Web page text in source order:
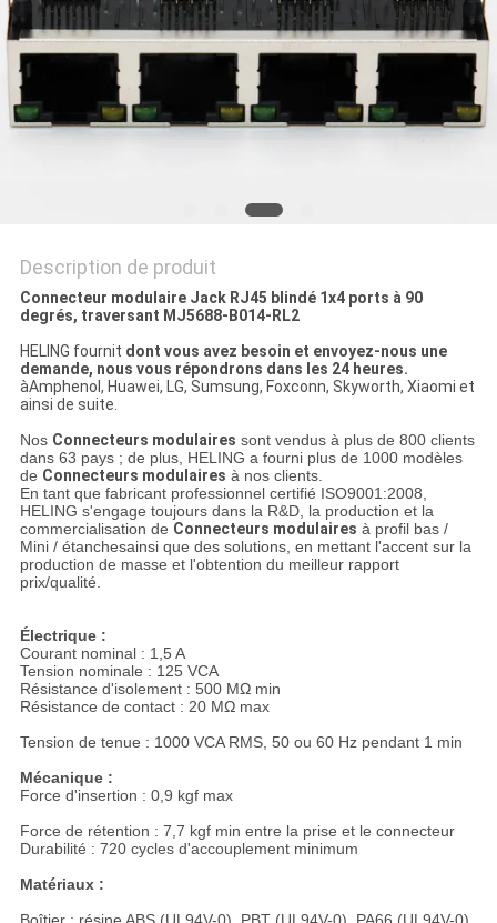
POLITIQUE
EN
MATIÈRE
LA
VIE
PRIVÉE
Description de produit
Connecteur modulaire Jack RJ45 blindé 1x4 ports à 90
degrés, traversant MJ5688-B014-RL2
HELING fournit dont vous avez besoin et envoyez-nous une
demande, nous vous répondrons dans les 24 heures.
àAmphenol, Huawei, LG, Sumsung, Foxconn, Skyworth, Xiaomi et
ainsi de suite.
Nos Connecteurs modulaires sont vendus à plus de 800 clients
dans 63 pays ; de plus, HELING a fourni plus de 1000 modèles
de Connecteurs modulaires à nos clients.
En tant que fabricant professionnel certifié ISO9001:2008,
HELING s'engage toujours dans la R&D, la production et la
commercialisation de Connecteurs modulaires à profil bas /
Mini / étanchesainsi que des solutions, en mettant l'accent sur la
production de masse et l'obtention du meilleur rapport
prix/qualité.
Électrique :
Courant nominal : 1,5 A
Tension nominale : 125 VCA
Résistance d'isolement : 500 MΩ min
Résistance de contact : 20 MΩ max
Tension de tenue : 1000 VCA RMS, 50 ou 60 Hz pendant 1 min
Mécanique :
Force d'insertion : 0,9 kgf max
Force de rétention : 7,7 kgf min entre la prise et le connecteur
Durabilité : 720 cycles d'accouplement minimum
Matériaux :